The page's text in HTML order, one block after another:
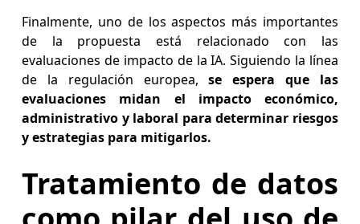
Finalmente, uno de los aspectos más importantes
de la propuesta está relacionado con las
evaluaciones de impacto de la IA. Siguiendo la línea
de la regulación europea,se espera que las
evaluaciones midan el impacto económico,
administrativo y laboral para determinar riesgos
y estrategias para mitigarlos.
Tratamiento de datos